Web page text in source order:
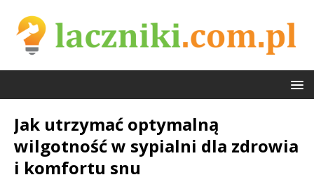
Jak utrzymać optymalną
wilgotność w sypialni dla zdrowia
i komfortu snu